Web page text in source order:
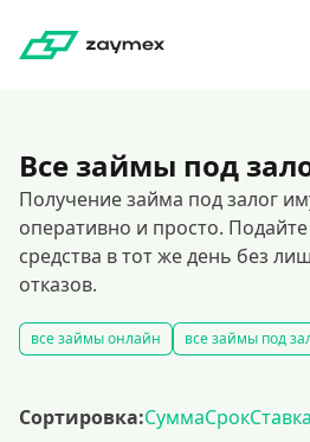
Все займы под
Получение займа под залог
оперативно и просто.
средства в тот же день без
отказов.
все займы онлайн все займы под
Сортировка:СуммаСрокСтавка